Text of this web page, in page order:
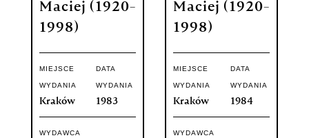
Maciej (1920-
1998)
MIEJSCE
WYDANIA
Kraków
DATA
WYDANIA
1983
WYDAWCA
Maciej (1920-
1998)
MIEJSCE
WYDANIA
Kraków
DATA
WYDANIA
1984
WYDAWCA